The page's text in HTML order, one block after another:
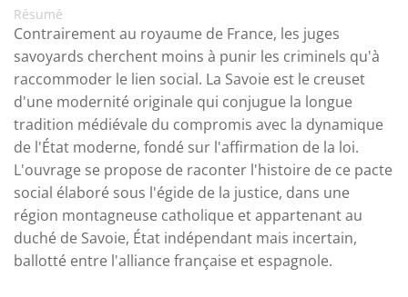
Résumé
Contrairement au royaume de France, les juges
savoyards cherchent moins à punir les criminels qu'à
raccommoder le lien social. La Savoie est le creuset
d'une modernité originale qui conjugue la longue
tradition médiévale du compromis avec la dynamique
de l'État moderne, fondé sur l'affirmation de la loi.
L'ouvrage se propose de raconter l'histoire de ce pacte
social élaboré sous l'égide de la justice, dans une
région montagneuse catholique et appartenant au
duché de Savoie, État indépendant mais incertain,
ballotté entre l'alliance française et espagnole.